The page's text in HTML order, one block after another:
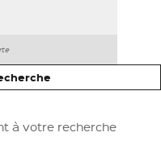
à votre recherche